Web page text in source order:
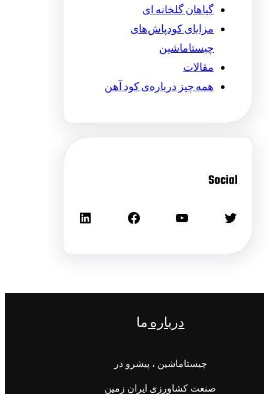
گیاهان گلخانه ای
مزایای کودپاش‌های
چیستاماشین
مقالات
همه چیز درباره‌ی کود آهن
Social
دربارهما
چیستاماشین ، پیشرو در
صنعت کشاورزی ایران زمین